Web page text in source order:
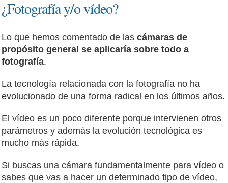
¿Fotografía y/o vídeo?
Lo que hemos comentado de lascámaras de
propósito general se aplicaría sobre todo a
fotografía.
La tecnología relacionada con la fotografía no ha
evolucionado de una forma radical en los últimos años.
El vídeo es un poco diferente porque intervienen otros
parámetros y además la evolución tecnológica es
mucho más rápida.
Si buscas una cámara fundamentalmente para vídeo o
sabes que vas a hacer un determinado tipo de vídeo,